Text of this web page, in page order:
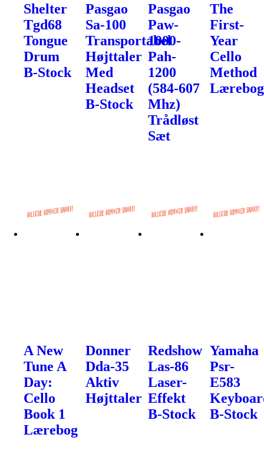
Shelter
Tgd68
Tongue
Drum
B-Stock
Pasgao
Sa-100
Transportabel
Højttaler
Med
Headset
B-Stock
Pasgao
Paw-
1000-
Pah-
1200
(584-607
Mhz)
Trådløst
Sæt
The
First-
Year
Cello
Method
Lærebog
A New
Tune A
Day:
Cello
Book 1
Lærebog
Donner
Dda-35
Aktiv
Højttaler
Redshow
Las-86
Laser-
Effekt
B-Stock
Yamaha
Psr-
E583
B-Stock